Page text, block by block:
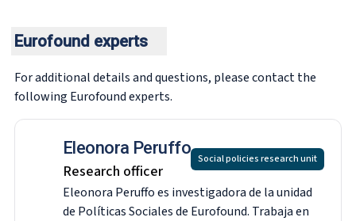
Eurofound experts
For additional details and questions, please contact the
following Eurofound experts.
Eleonora Peruffo
Research officer
Social policies research unit
Eleonora Peruffo es investigadora de la unidad
de Políticas Sociales de Eurofound. Trabaja en